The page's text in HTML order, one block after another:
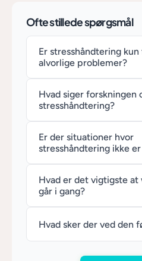
Ofte stillede spørgsmål
Er stresshåndtering
alvorlige problemer?
Hvad siger forskningen
stresshåndtering?
Er der situationer hvor
stresshåndtering ikke
Hvad er det vigtigste at
går i gang?
Hvad sker der ved den